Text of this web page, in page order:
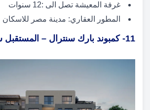
غرفة المعيشة تصل الى :12 سنوات
المطور العقاري: مدينة مصر للاسكان و
11- كمبوند بارك سنترال – المستقبل سيتي